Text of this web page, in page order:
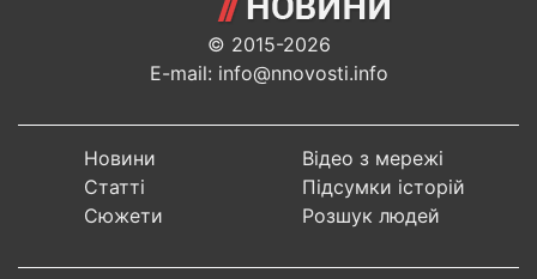
© 2015-2026
E-mail: info@nnovosti.info
Новини
Статті
Сюжети
Відео з мережі
Підсумки історій
Розшук людей